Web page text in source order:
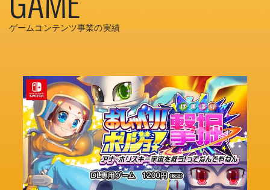
ゲームコンテンツ事業の実績